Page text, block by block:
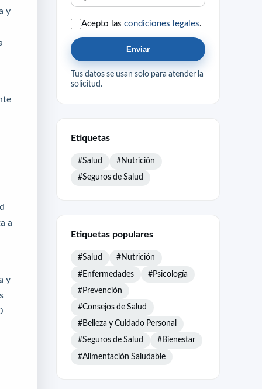
y
a
y
Acepto las condiciones legales.
Enviar
Tus datos se usan solo para atender la
solicitud.
Etiquetas
#Salud #Nutrición
#Seguros de Salud
Etiquetas populares
#Salud #Nutrición
#Enfermedades #Psicología
#Prevención
#Consejos de Salud
#Belleza y Cuidado Personal
#Seguros de Salud #Bienestar
#Alimentación Saludable